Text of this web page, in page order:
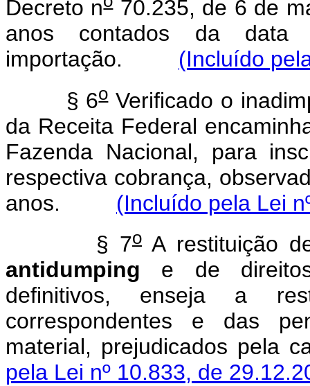
Decreto n 70.235, de 6 de
anos contados da
importação. (Incluído
§ 6oVerificado o
da Receita Federal
Fazenda Nacional, para
respectiva cobrança,
anos. (Incluído pela Lei
§ 7o A restituição
antidumping e de direitos
definitivos, enseja a
correspondentes e das
material, prejudicados
pela Lei nº 10.833, de